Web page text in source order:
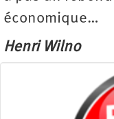
économique…
Henri Wilno